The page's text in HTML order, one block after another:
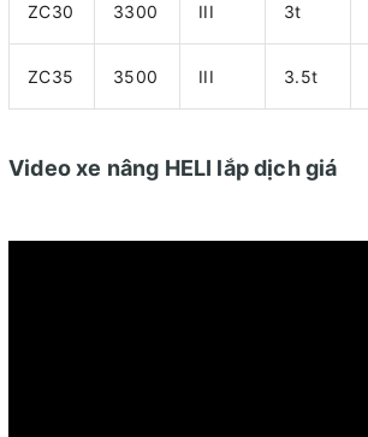
ZC30 3300 III 3t
ZC35 3500 III 3.5t
Video xe nâng HELI lắp dịch giá